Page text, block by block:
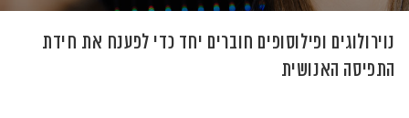
נוירולוגים ופילוסופים חוברים יחד כדי לפענח את חידת
התפיסה האנושית